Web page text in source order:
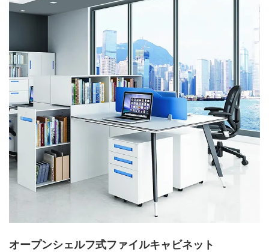
オープンシェルフ式ファイルキャビネット